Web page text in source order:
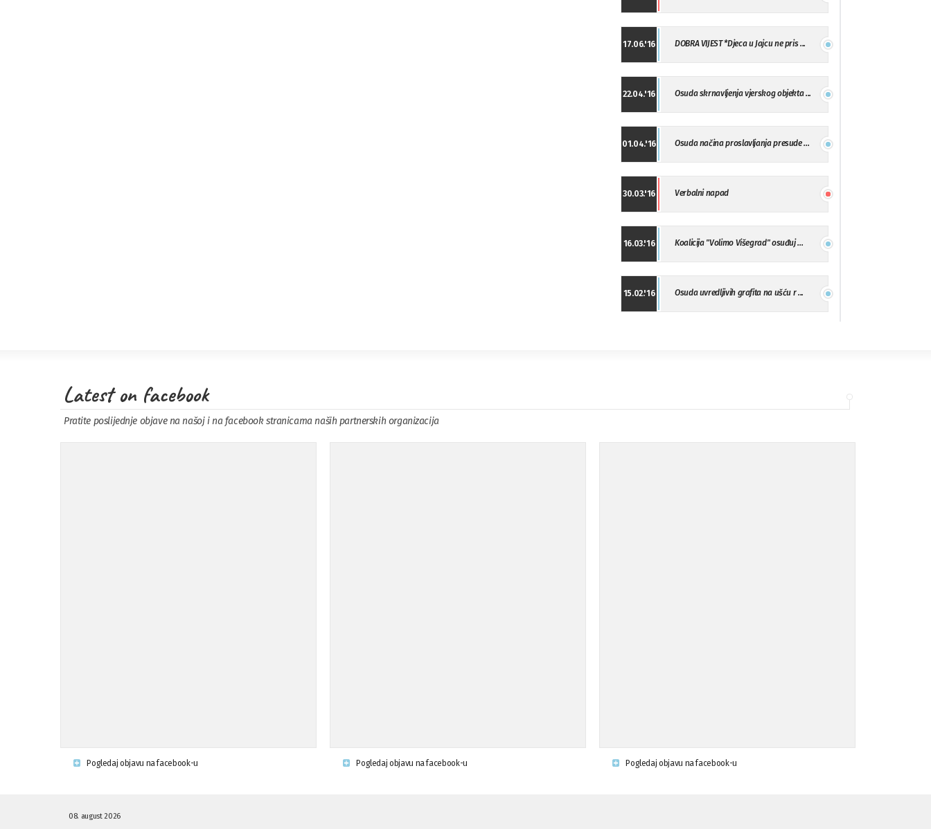
17.06.'16 DOBRA VIJEST *Djeca u Jajcu ne pris ...
22.04.'16 Osuda skrnavljenja vjerskog objekta ...
01.04.'16 Osuda načina proslavljanja presude ...
30.03.'16 Verbalni napad
16.03.'16 Koalicija "Volimo Višegrad" osuđuj ...
15.02.'16 Osuda uvredljivih grafita na ušću r ...
09.11.'15 Osuda incidenta tokom dženaze na Pe ...
Latest on facebook
Pratite poslijednje objave na našoj i na facebook stranicama naših partnerskih organizacija
Pogledaj objavu na facebook-u Pogledaj objavu na facebook-u Pogledaj objavu na facebook-u
08. august 2026